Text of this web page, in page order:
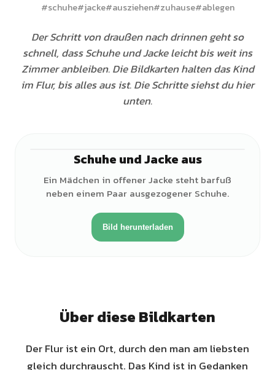
#schuhe#jacke#ausziehen#zuhause#ablegen
Der Schritt von draußen nach drinnen geht so
schnell, dass Schuhe und Jacke leicht bis weit ins
Zimmer anbleiben. Die Bildkarten halten das Kind
im Flur, bis alles aus ist. Die Schritte siehst du hier
unten.
Schuhe und Jacke aus
Ein Mädchen in offener Jacke steht barfuß
neben einem Paar ausgezogener Schuhe.
Bild herunterladen
Über diese Bildkarten
Der Flur ist ein Ort, durch den man am liebsten
gleich durchrauscht. Das Kind ist in Gedanken